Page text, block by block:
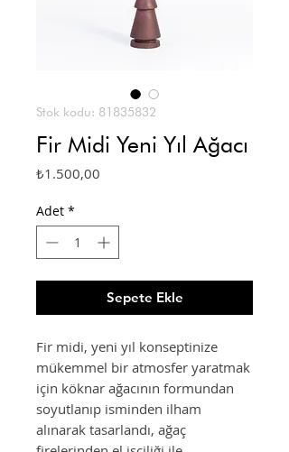
Stok kodu: 81835832
Fir Midi Yeni Yıl Ağacı
₺1.500,00
Adet *
Sepete Ekle
Fir midi, yeni yıl konseptinize
mükemmel bir atmosfer yaratmak
için köknar ağacının formundan
soyutlanıp isminden ilham
alınarak tasarlandı, ağaç